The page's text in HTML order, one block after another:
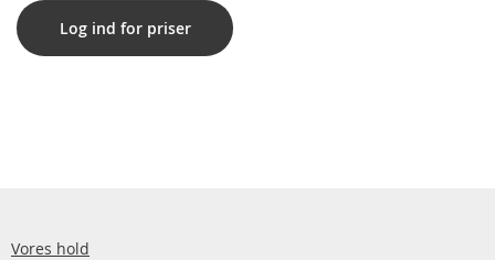
Log ind for priser
Vores hold